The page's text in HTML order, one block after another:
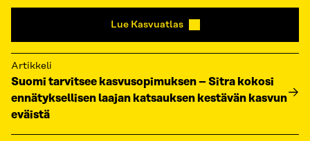
Lue Kasvuatlas
Artikkeli
Suomi tarvitsee kasvusopimuksen – Sitra kokosi
ennätyksellisen laajan katsauksen kestävän kasvun
eväistä